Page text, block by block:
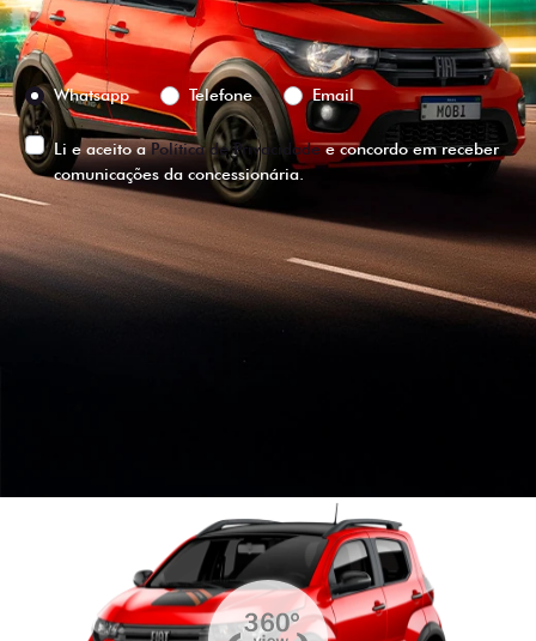
Preferência de contato:
Whatsapp
Telefone Email
Li e aceito aPolítica de Privacidadee concordo em receber
comunicações da concessionária.
ENTRAR EM CONTATO